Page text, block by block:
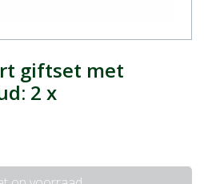
giftset met
2 x